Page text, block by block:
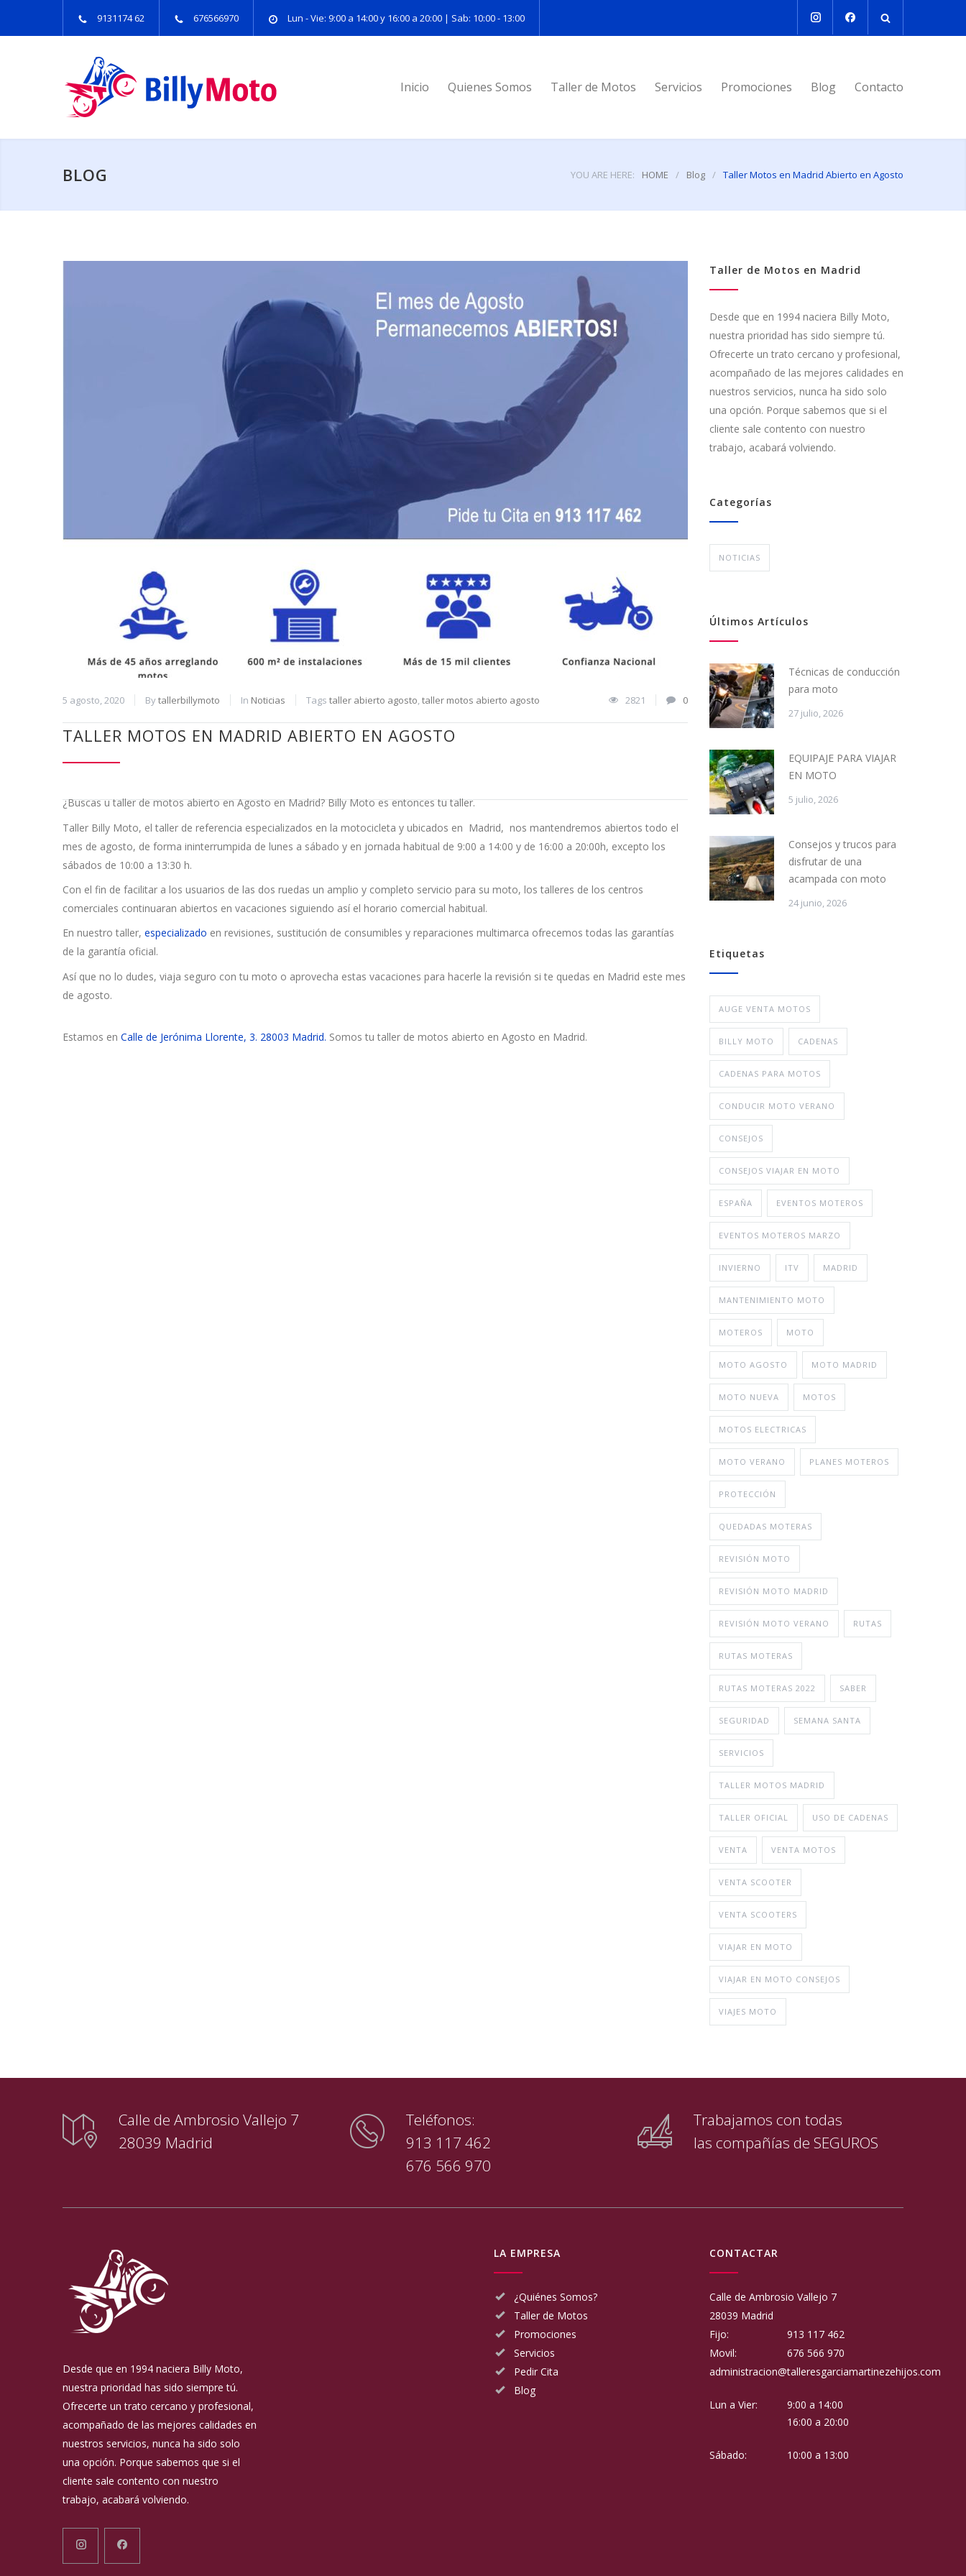
9131174 62 676566970 Lun - Vie: 9:00 a 14:00 y 16:00 a 20:00 | Sab: 10:00 - 13:00
Inicio Quienes Somos Taller de Motos Servicios Promociones Blog Contacto
BLOG YOU ARE HERE: HOME / Blog / Taller Motos en Madrid Abierto en Agosto
5 agosto, 2020 Bytallerbillymoto In Noticias Tags taller abierto agosto,taller motos abierto agosto 2821 0
TALLER MOTOS EN MADRID ABIERTO EN AGOSTO
¿Buscas u taller de motos abierto en Agosto en Madrid? Billy Moto es entonces tu taller.
Taller Billy Moto, el taller de referencia especializados en la motocicleta y ubicados en Madrid, nos mantendremos abiertos todo el
mes de agosto, de forma ininterrumpida de lunes a sábado y en jornada habitual de 9:00 a 14:00 y de 16:00 a 20:00h, excepto los
sábados de 10:00 a 13:30 h.
Con el fin de facilitar a los usuarios de las dos ruedas un amplio y completo servicio para su moto, los talleres de los centros
comerciales continuaran abiertos en vacaciones siguiendo así el horario comercial habitual.
En nuestro taller, especializado en revisiones, sustitución de consumibles y reparaciones multimarca ofrecemos todas las garantías
de la garantía oficial.
Así que no lo dudes, viaja seguro con tu moto o aprovecha estas vacaciones para hacerle la revisión si te quedas en Madrid este mes
de agosto.
Estamos en Calle de Jerónima Llorente, 3. 28003 Madrid. Somos tu taller de motos abierto en Agosto en Madrid.
Taller de Motos en Madrid
Desde que en 1994 naciera Billy Moto,
nuestra prioridad has sido siempre tú.
Ofrecerte un trato cercano y profesional,
acompañado de las mejores calidades en
nuestros servicios, nunca ha sido solo
una opción. Porque sabemos que si el
cliente sale contento con nuestro
trabajo, acabará volviendo.
Categorías
NOTICIAS
Últimos Artículos
Técnicas de conducción
para moto
27 julio, 2026
EQUIPAJE PARA VIAJAR
EN MOTO
5 julio, 2026
Consejos y trucos para
disfrutar de una
acampada con moto
24 junio, 2026
Etiquetas
AUGE VENTA MOTOS
BILLY MOTO CADENAS
CADENAS PARA MOTOS
CONDUCIR MOTO VERANO
CONSEJOS
CONSEJOS VIAJAR EN MOTO
ESPAÑA EVENTOS MOTEROS
EVENTOS MOTEROS MARZO
INVIERNO ITV MADRID
MANTENIMIENTO MOTO
MOTEROS MOTO
MOTO AGOSTO MOTO MADRID
MOTO NUEVA MOTOS
MOTOS ELECTRICAS
MOTO VERANO PLANES MOTEROS
PROTECCIÓN
QUEDADAS MOTERAS
REVISIÓN MOTO
REVISIÓN MOTO MADRID
REVISIÓN MOTO VERANO RUTAS
RUTAS MOTERAS
RUTAS MOTERAS 2022 SABER
SEGURIDAD SEMANA SANTA
SERVICIOS
TALLER MOTOS MADRID
TALLER OFICIAL USO DE CADENAS
VENTA VENTA MOTOS
VENTA SCOOTER
VENTA SCOOTERS
VIAJAR EN MOTO
VIAJAR EN MOTO CONSEJOS
VIAJES MOTO
Calle de Ambrosio Vallejo 7
28039 Madrid
Teléfonos:
913 117 462
676 566 970
Trabajamos con todas
las compañías de SEGUROS
Desde que en 1994 naciera Billy Moto,
nuestra prioridad has sido siempre tú.
Ofrecerte un trato cercano y profesional,
acompañado de las mejores calidades en
nuestros servicios, nunca ha sido solo
una opción. Porque sabemos que si el
cliente sale contento con nuestro
trabajo, acabará volviendo.
LA EMPRESA
¿Quiénes Somos?
Taller de Motos
Promociones
Servicios
Pedir Cita
Blog
CONTACTAR
Calle de Ambrosio Vallejo 7
28039 Madrid
Fijo:
913 117 462
Movil:
676 566 970
administracion@talleresgarciamartinezehijos.com
Lun a Vier:
9:00 a 14:00
16:00 a 20:00
Sábado: 10:00 a 13:00